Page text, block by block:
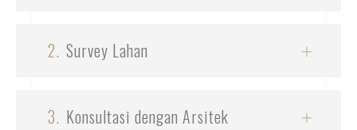
2. Survey Lahan
3. Konsultasi dengan Arsitek